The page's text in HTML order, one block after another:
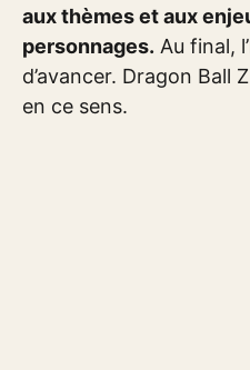
aux thèmes et aux
personnages. Au final,
d’avancer. Dragon Ball
en ce sens.